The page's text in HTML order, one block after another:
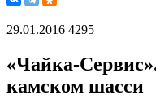
29.01.2016 4295
«Чайка-
камском шасси